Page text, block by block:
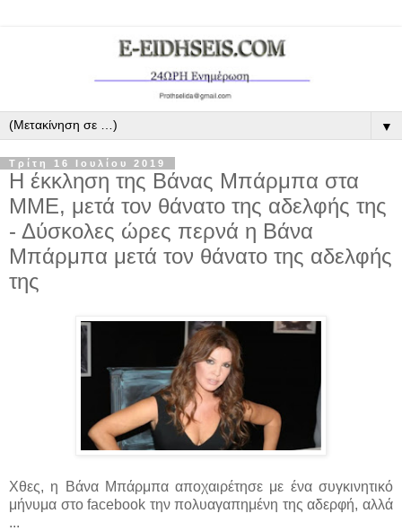
▼
Τρίτη 16 Ιουλίου 2019
Η έκκληση της Βάνας Μπάρμπα στα
ΜΜΕ, μετά τον θάνατο της αδελφής της
- Δύσκολες ώρες περνά η Βάνα
Μπάρμπα μετά τον θάνατο της αδελφής
της
Χθες, η Βάνα Μπάρμπα αποχαιρέτησε με ένα συγκινητικό
μήνυμα στο facebook την πολυαγαπημένη της αδερφή, αλλά
...